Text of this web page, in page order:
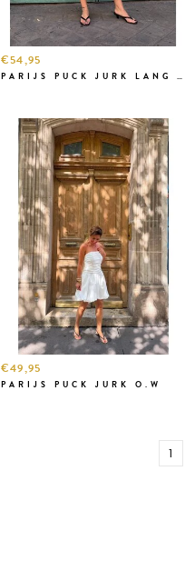
€54,95
PARIJS PUCK JURK LANG ZW.
€49,95
PARIJS PUCK JURK O.W
1